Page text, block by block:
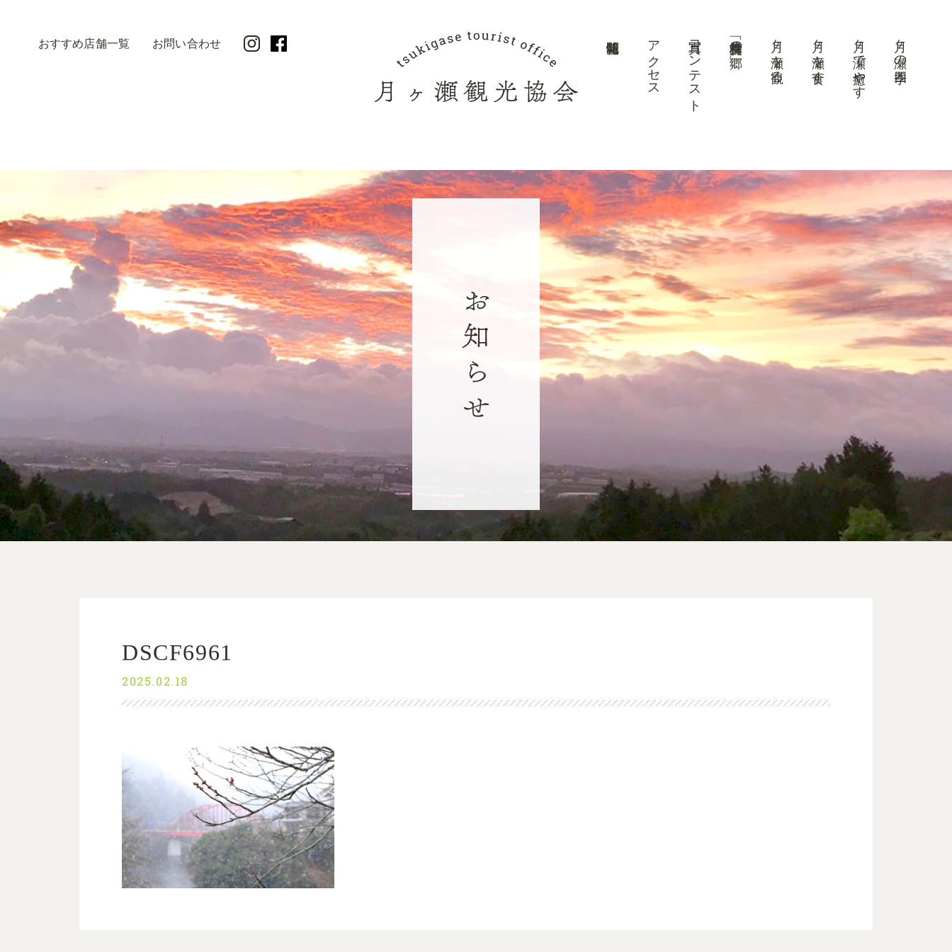
おすすめ店舗一覧 お問い合わせ 月ヶ瀬の四季
月ヶ瀬で癒やす
月ヶ瀬を食す
月ヶ瀬を観る
美景「梅林の郷」
写真コンテスト
アクセス
DSCF6961
2025.02.18